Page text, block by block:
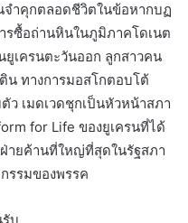
จำคุกตลอดชีวิตในข้อหากบฏ
รซื้อถ่านหินในภูมิภาคโดเนต
เครนตะวันออก ลูกสาวคน
น ทางการมอสโกตอบโต้
ว เมดเวดชุกเป็นหัวหน้าสภา
for Life ของยูเครนที่ได้
ายค้านที่ใหญ่ที่สุดในรัฐสภา
รรมของพรรค